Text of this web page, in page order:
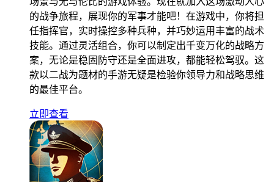
的战争旅程，展现你的军事才能吧！在游戏中，你将担
任指挥官，实时操控多种兵种，并巧妙运用丰富的战术
技能。通过灵活组合，你可以制定出千变万化的战略方
案，无论是稳固防守还是全面进攻，都能轻松驾驭。这
款以二战为题材的手游无疑是检验你领导力和战略思维
的最佳平台。
立即查看